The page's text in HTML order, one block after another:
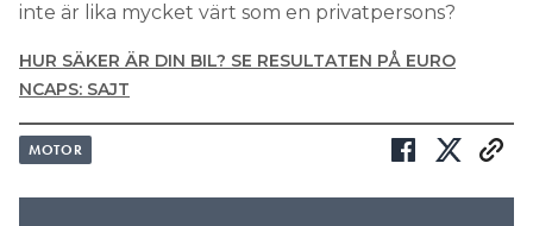
inte är lika mycket värt som en privatpersons?
HUR SÄKER ÄR DIN BIL? SE RESULTATEN PÅ EURO
NCAPS: SAJT
MOTOR